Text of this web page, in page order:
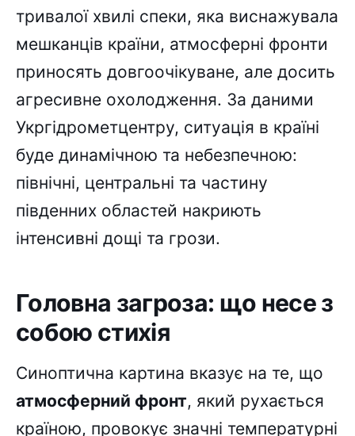
тривалої хвилі спеки, яка виснажувала
мешканців країни, атмосферні фронти
приносять довгоочікуване, але досить
агресивне охолодження. За даними
Укргідрометцентру, ситуація в країні
буде динамічною та небезпечною:
північні, центральні та частину
південних областей накриють
інтенсивні дощі та грози.
Головна загроза: що несе з
собою стихія
Синоптична картина вказує на те, що
атмосферний фронт, який рухається
країною, провокує значні температурні